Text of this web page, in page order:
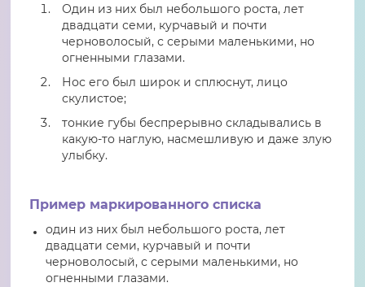
Один из них был небольшого роста, лет
двадцати семи, курчавый и почти
черноволосый, с серыми маленькими, но
огненными глазами.
Нос его был широк и сплюснут, лицо
скулистое;
тонкие губы беспрерывно складывались в
какую-то наглую, насмешливую и даже злую
улыбку.
Пример маркированного списка
один из них был небольшого роста, лет
двадцати семи, курчавый и почти
черноволосый, с серыми маленькими, но
огненными глазами.